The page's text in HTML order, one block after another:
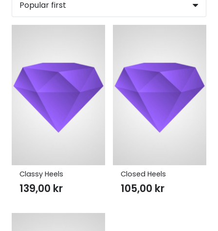
Classy Heels
139,00 kr
Closed Heels
105,00 kr